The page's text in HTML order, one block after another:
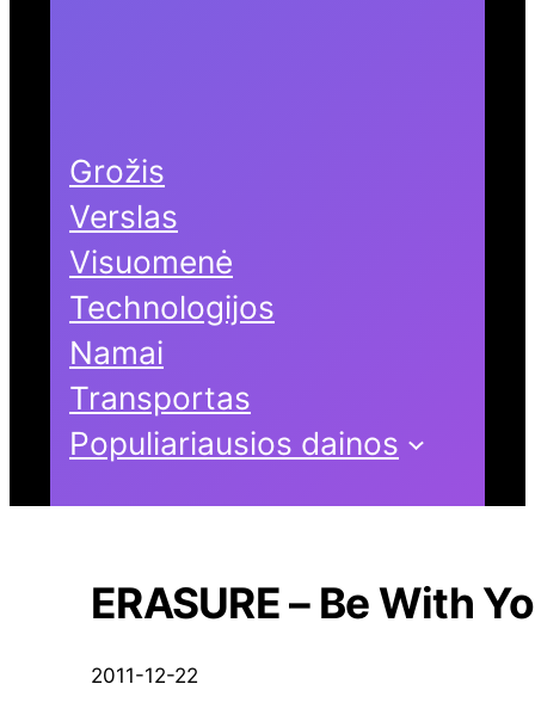
Grožis
Verslas
Visuomenė
Technologijos
Namai
Transportas
Populiariausios dainos
ERASURE – Be With
2011-12-22